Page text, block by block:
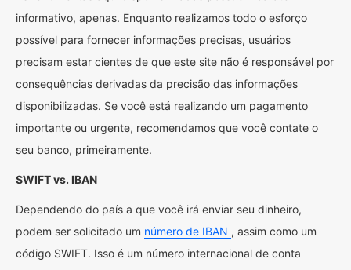
informativo, apenas. Enquanto realizamos todo o esforço
possível para fornecer informações precisas, usuários
precisam estar cientes de que este site não é responsável por
consequências derivadas da precisão das informações
disponibilizadas. Se você está realizando um pagamento
importante ou urgente, recomendamos que você contate o
seu banco, primeiramente.
SWIFT vs. IBAN
Dependendo do país a que você irá enviar seu dinheiro,
podem ser solicitado um número de IBAN , assim como um
código SWIFT. Isso é um número internacional de conta